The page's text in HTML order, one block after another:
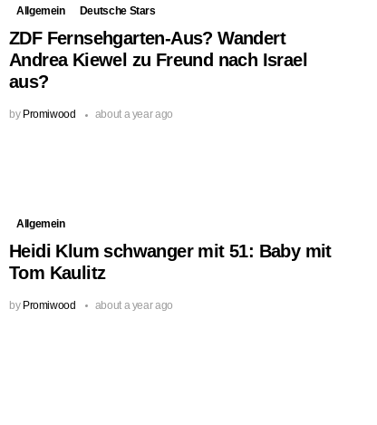
Allgemein Deutsche Stars
ZDF Fernsehgarten-Aus? Wandert
Andrea Kiewel zu Freund nach Israel
aus?
by Promiwood about a year ago
Allgemein
Heidi Klum schwanger mit 51: Baby mit
Tom Kaulitz
by Promiwood about a year ago